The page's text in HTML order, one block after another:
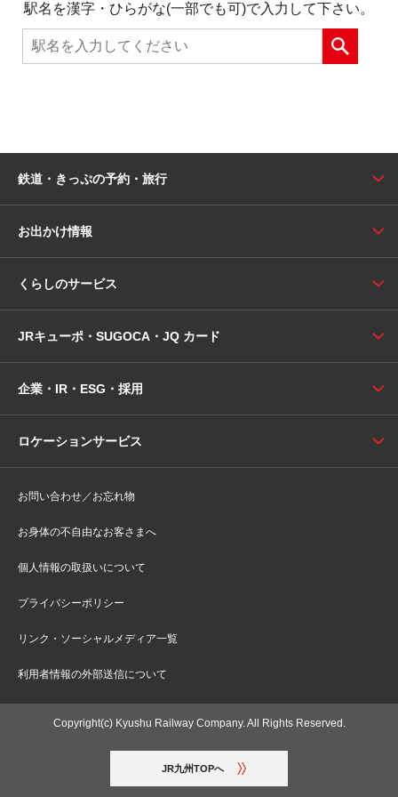
駅名を漢字・ひらがな(一部でも可)で入力して下さい。
鉄道・きっぷの予約・旅行
お出かけ情報
くらしのサービス
JRキューポ・SUGOCA・JQ カード
企業・IR・ESG・採用
ロケーションサービス
お問い合わせ／お忘れ物
お身体の不自由なお客さまへ
個人情報の取扱いについて
プライバシーポリシー
リンク・ソーシャルメディア一覧
利用者情報の外部送信について
Copyright(c) Kyushu Railway Company. All Rights Reserved.
JR九州TOPへ